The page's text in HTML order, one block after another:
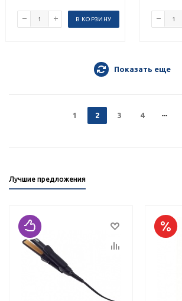
В КОРЗИНУ
Показать еще
1 2 3 4
Лучшие предложения